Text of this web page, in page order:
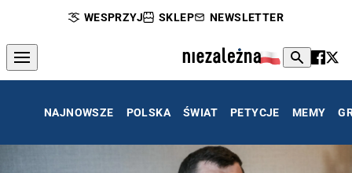
WESPRZYJ SKLEP NEWSLETTER
NAJNOWSZE POLSKA ŚWIAT PETYCJE MEMY